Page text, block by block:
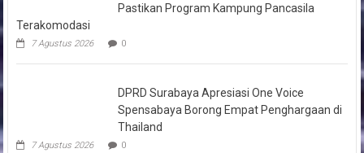
Pastikan Program Kampung Pancasila
Terakomodasi
7 Agustus 2026 0
DPRD Surabaya Apresiasi One Voice
Spensabaya Borong Empat Penghargaan di
Thailand
7 Agustus 2026 0